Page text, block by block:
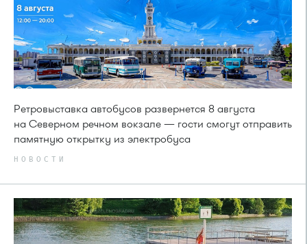
Ретровыставка автобусов развернется 8 августа
на Северном речном вокзале — гости смогут отправить
памятную открытку из электробуса
НОВОСТИ